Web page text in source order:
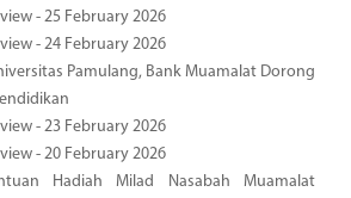
- 25 February 2026
- 24 February 2026
Pamulang, Bank Muamalat Dorong
- 23 February 2026
- 20 February 2026
Hadiah Milad Nasabah Muamalat